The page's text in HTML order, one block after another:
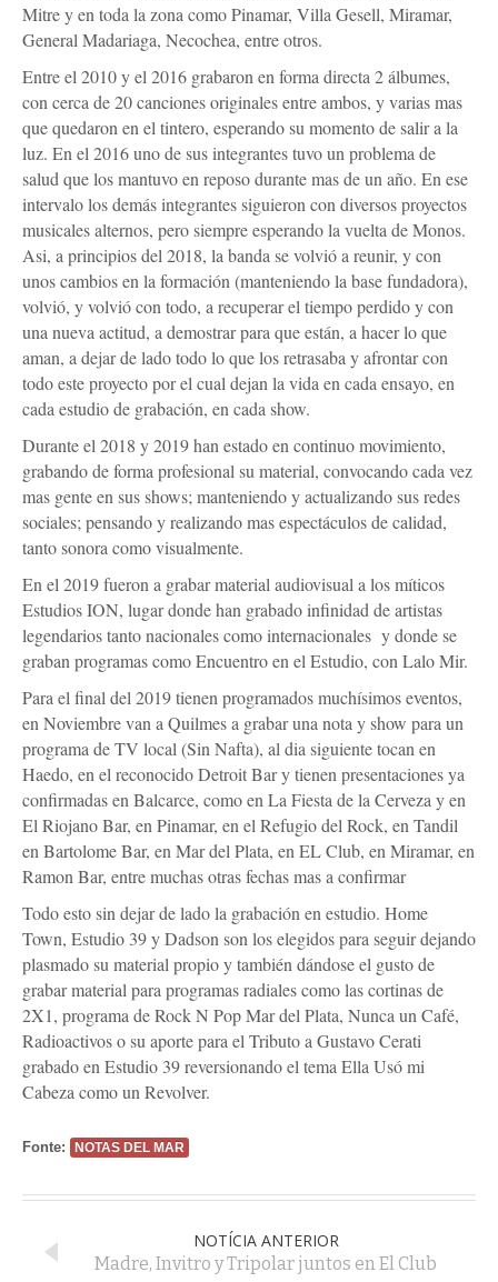
Mitre y en toda la zona como Pinamar, Villa Gesell, Miramar,
General Madariaga, Necochea, entre otros.
Entre el 2010 y el 2016 grabaron en forma directa 2 álbumes,
con cerca de 20 canciones originales entre ambos, y varias mas
que quedaron en el tintero, esperando su momento de salir a la
luz. En el 2016 uno de sus integrantes tuvo un problema de
salud que los mantuvo en reposo durante mas de un año. En ese
intervalo los demás integrantes siguieron con diversos proyectos
musicales alternos, pero siempre esperando la vuelta de Monos.
Asi, a principios del 2018, la banda se volvió a reunir, y con
unos cambios en la formación (manteniendo la base fundadora),
volvió, y volvió con todo, a recuperar el tiempo perdido y con
una nueva actitud, a demostrar para que están, a hacer lo que
aman, a dejar de lado todo lo que los retrasaba y afrontar con
todo este proyecto por el cual dejan la vida en cada ensayo, en
cada estudio de grabación, en cada show.
Durante el 2018 y 2019 han estado en continuo movimiento,
grabando de forma profesional su material, convocando cada vez
mas gente en sus shows; manteniendo y actualizando sus redes
sociales; pensando y realizando mas espectáculos de calidad,
tanto sonora como visualmente.
En el 2019 fueron a grabar material audiovisual a los míticos
Estudios ION, lugar donde han grabado infinidad de artistas
legendarios tanto nacionales como internacionales y donde se
graban programas como Encuentro en el Estudio, con Lalo Mir.
Para el final del 2019 tienen programados muchísimos eventos,
en Noviembre van a Quilmes a grabar una nota y show para un
programa de TV local (Sin Nafta), al dia siguiente tocan en
Haedo, en el reconocido Detroit Bar y tienen presentaciones ya
confirmadas en Balcarce, como en La Fiesta de la Cerveza y en
El Riojano Bar, en Pinamar, en el Refugio del Rock, en Tandil
en Bartolome Bar, en Mar del Plata, en EL Club, en Miramar, en
Ramon Bar, entre muchas otras fechas mas a confirmar
Todo esto sin dejar de lado la grabación en estudio. Home
Town, Estudio 39 y Dadson son los elegidos para seguir dejando
plasmado su material propio y también dándose el gusto de
grabar material para programas radiales como las cortinas de
2X1, programa de Rock N Pop Mar del Plata, Nunca un Café,
Radioactivos o su aporte para el Tributo a Gustavo Cerati
grabado en Estudio 39 reversionando el tema Ella Usó mi
Cabeza como un Revolver.
Fonte: NOTAS DEL MAR
NOTÍCIA ANTERIOR
Madre, Invitro y Tripolar juntos en El Club